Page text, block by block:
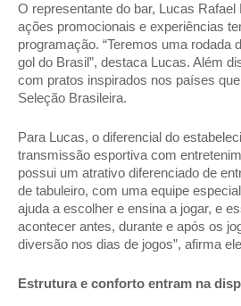
O representante do bar, Lucas Rafael
ações promocionais e experiências
programação. “Teremos uma rodada
gol do Brasil”, destaca Lucas. Além
com pratos inspirados nos países
Seleção Brasileira.
Para Lucas, o diferencial do
transmissão esportiva com
possui um atrativo diferenciado de
de tabuleiro, com uma equipe
ajuda a escolher e ensina a jogar, e
acontecer antes, durante e após os
diversão nos dias de jogos”, afirma
Estrutura e conforto entram na